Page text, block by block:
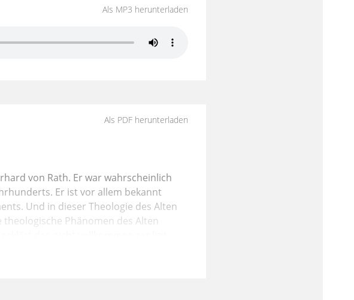
Als MP3 herunterladen
Als PDF herunterladen
von Rath. Er war wahrscheinlich
Er ist vor allem bekannt
Und in dieser Theologie des Alten
Phänomen des Alten
von Geschichte, Gegenwart und